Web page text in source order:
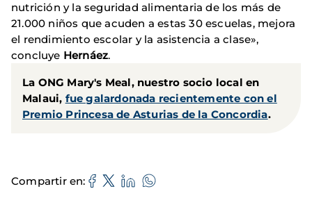
nutrición y la seguridad alimentaria de los más de
21.000 niños que acuden a estas 30 escuelas, mejora
el rendimiento escolar y la asistencia a clase»,
concluye Hernáez.
La ONG Mary's Meal, nuestro socio local en
Malaui, fue galardonada recientemente con el
Premio Princesa de Asturias de la Concordia.
Compartir en